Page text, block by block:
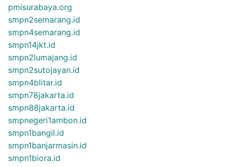
pmisurabaya.org
smpn2semarang.id
smpn4semarang.id
smpn14jkt.id
smpn2lumajang.id
smpn2sutojayan.id
smpn4blitar.id
smpn78jakarta.id
smpn88jakarta.id
smpnegeri1ambon.id
smpn1bangil.id
smpn1banjarmasin.id
smpn1biora.id